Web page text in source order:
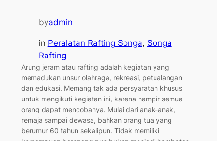
byadmin
in Peralatan Rafting Songa, Songa
Rafting
Arung jeram atau rafting adalah kegiatan yang
memadukan unsur olahraga, rekreasi, petualangan
dan edukasi. Memang tak ada persyaratan khusus
untuk mengikuti kegiatan ini, karena hampir semua
orang dapat mencobanya. Mulai dari anak-anak,
remaja sampai dewasa, bahkan orang tua yang
berumur 60 tahun sekalipun. Tidak memiliki